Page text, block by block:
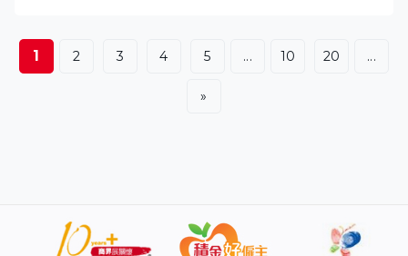
擊敗。謝邱安儀：「我深深體會到選舉不是一朝一夕的
事，過去與選民關係方面都要時間建立互信。透過今次選
舉工程，其實開始了關係以及開始了解他們經營的痛
大比數擊敗獲得23票的馬軼超。江旻憓：「獲選旅遊界議
員是我的榮幸，衷心感謝業界支持。旅遊業是香港四大支
1 2 3 4 5 ... 10 20 ...
»